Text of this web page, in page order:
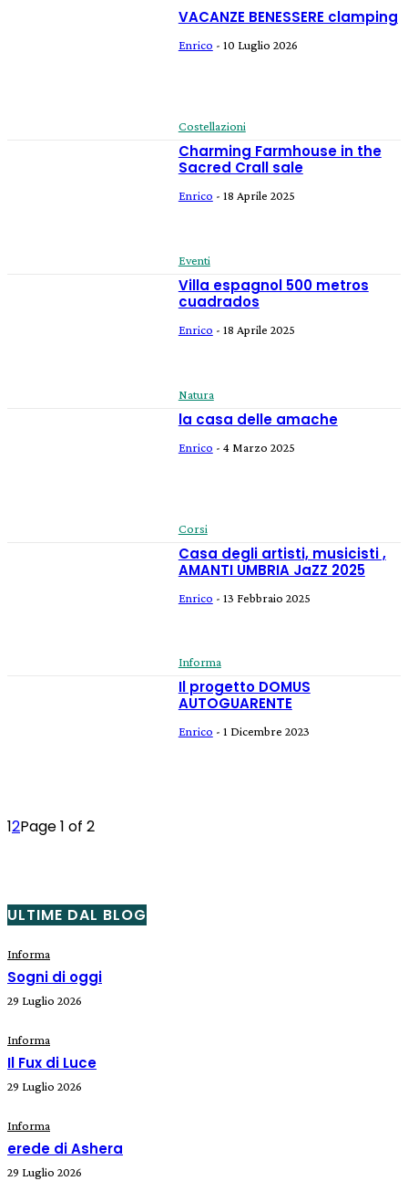
VACANZE BENESSERE clamping
Enrico - 10 Luglio 2026
Costellazioni
Charming Farmhouse in the
Sacred Crall sale
Enrico - 18 Aprile 2025
Eventi
Villa espagnol 500 metros
cuadrados
Enrico - 18 Aprile 2025
Natura
la casa delle amache
Enrico - 4 Marzo 2025
Corsi
Casa degli artisti, musicisti ,
AMANTI UMBRIA JaZZ 2025
Enrico - 13 Febbraio 2025
Informa
Il progetto DOMUS
AUTOGUARENTE
Enrico - 1 Dicembre 2023
12Page 1 of 2
ULTIME DAL BLOG
Informa
Sogni di oggi
29 Luglio 2026
Informa
Il Fux di Luce
29 Luglio 2026
Informa
erede di Ashera
29 Luglio 2026